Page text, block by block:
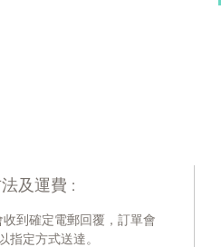
及運費 :
收到確定電郵回覆，訂單會
指定方式送達。